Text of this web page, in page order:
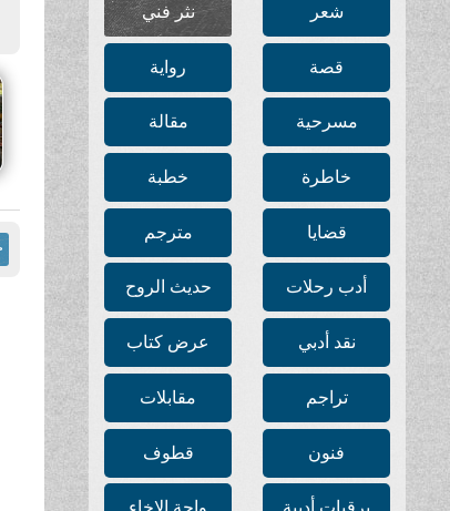
شعر نثر فني
قصة رواية
مسرحية مقالة
خاطرة خطبة
قضايا مترجم
أدب رحلات حديث الروح
نقد أدبي عرض كتاب
تراجم مقابلات
فنون قطوف